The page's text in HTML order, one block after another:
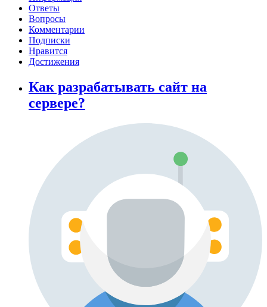
Ответы
Вопросы
Комментарии
Подписки
Нравится
Достижения
Как разрабатывать сайт на
сервере?